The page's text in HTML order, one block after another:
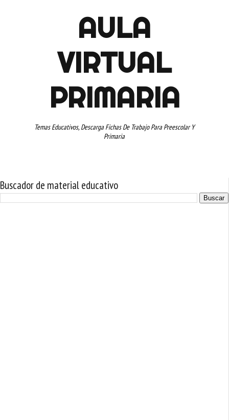
AULA
VIRTUAL
PRIMARIA
Temas Educativos, Descarga Fichas De Trabajo Para Preescolar Y
Primaria
Buscador de material educativo